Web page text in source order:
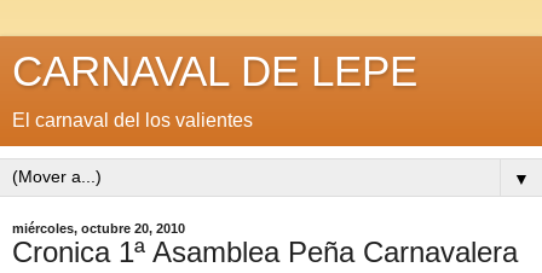
CARNAVAL DE LEPE
El carnaval del los valientes
▼
miércoles, octubre 20, 2010
Cronica 1ª Asamblea Peña Carnavalera